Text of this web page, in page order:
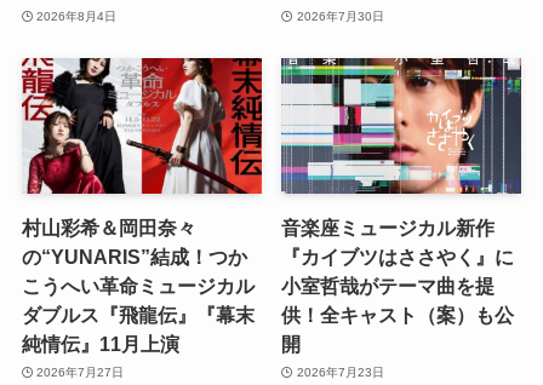
2026年8月4日 2026年7月30日
村山彩希＆岡田奈々
の“YUNARIS”結成！つか
こうへい革命ミュージカル
ダブルス『飛龍伝』『幕末
純情伝』11月上演
2026年7月27日
音楽座ミュージカル新作
『カイブツはささやく』に
小室哲哉がテーマ曲を提
供！全キャスト（案）も公
開
2026年7月23日